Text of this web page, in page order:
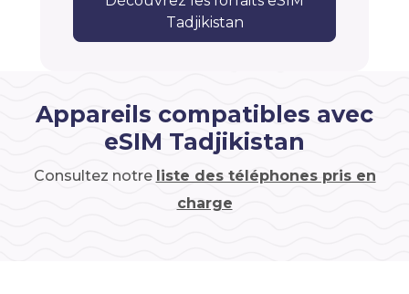
Tadjikistan
Appareils compatibles avec
eSIM Tadjikistan
Consultez notre liste des téléphones pris en
charge